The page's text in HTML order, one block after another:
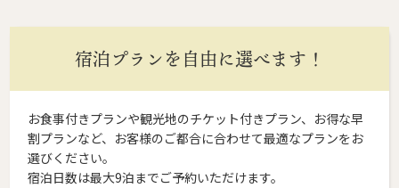
宿泊プランを自由に選べます！
お食事付きプランや観光地のチケット付きプラン、お得な早
割プランなど、お客様のご都合に合わせて最適なプランをお
選びください。
宿泊日数は最大9泊までご予約いただけます。